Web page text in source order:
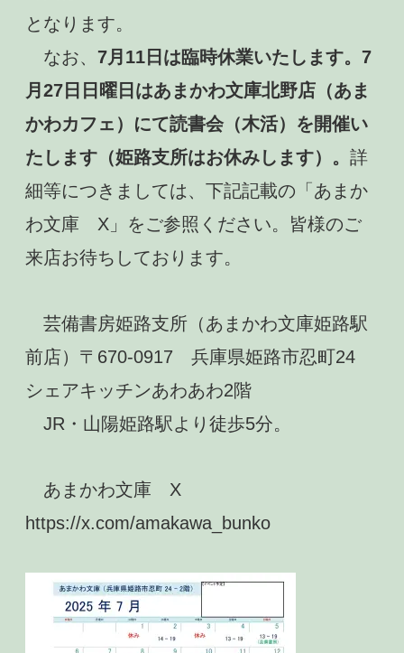
となります。
なお、 7月11 日は臨時休業いたします。7
月27日 日曜日はあまかわ文庫北野店（あま
かわカフェ）にて読書会（木活）を開催い
たします（姫路支所はお休みします）。 詳
細等につきましては、下記記載の「あまか
わ文庫 X」をご参照ください。皆様のご
来店お待ちしております。
芸備書房姫路支所（あまかわ文庫姫路駅
前店）〒670-0917 兵庫県姫路市忍町24
シェアキッチンあわあわ2階
JR・山陽姫路駅より徒歩5分。
あまかわ文庫 X
https://x.com/amakawa_bunko